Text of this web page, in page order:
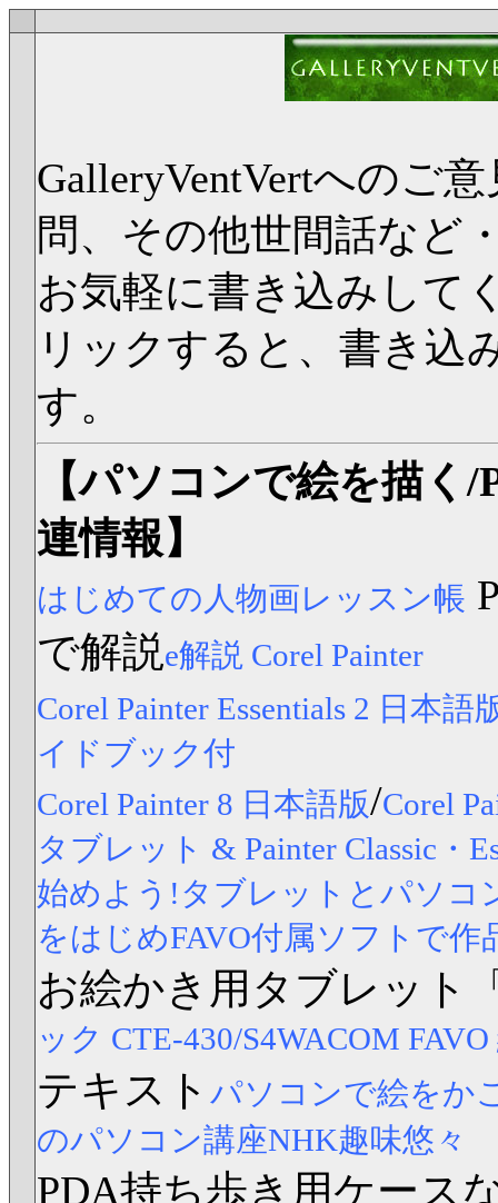
GalleryVentVertへのご
問、その他世間話など
お気軽に書き込みして
リックすると、書き込
す。
【パソコンで絵を描く
連情報】
はじめての人物画レッスン帳
で解説e解説 Corel Painter
Corel Painter Essentials 2 日本語
イドブック付
Corel Painter 8 日本語版/Corel
タブレット & Painter Classic・
始めよう!タブレットとパソコ
をはじめFAVO付属ソフトで作
お絵かき用タブレット
ック CTE-430/S4WACOM
テキスト パソコンで絵をか
のパソコン講座NHK趣味悠々
PDA持ち歩き用ケース